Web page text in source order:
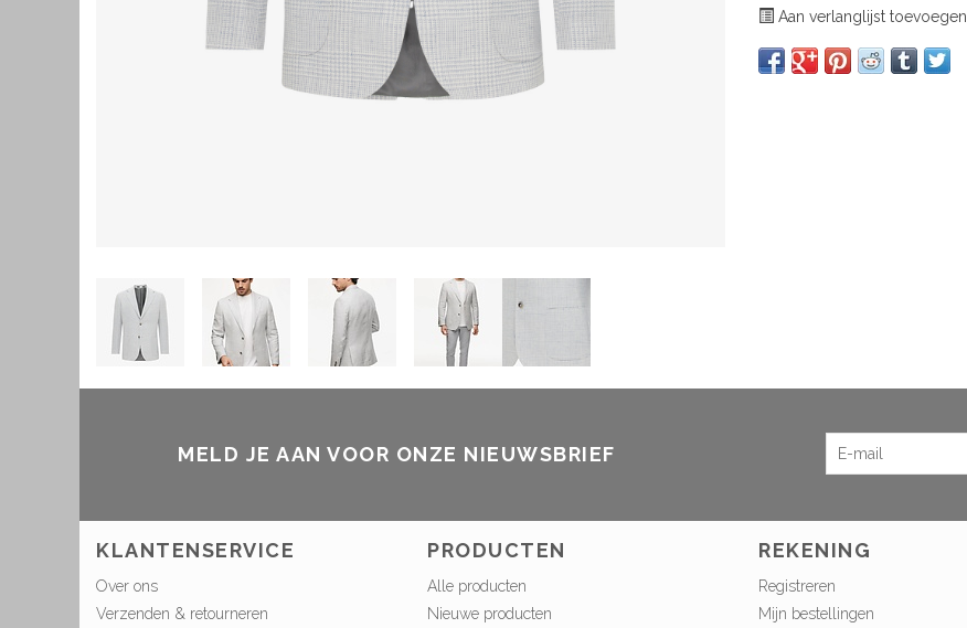
Aan verlanglijst toevoegen
MELD JE AAN VOOR ONZE NIEUWSBRIEF
KLANTENSERVICE
Over ons
Verzenden & retourneren
PRODUCTEN
Alle producten
Nieuwe producten
REKENING
Registreren
Mijn bestellingen